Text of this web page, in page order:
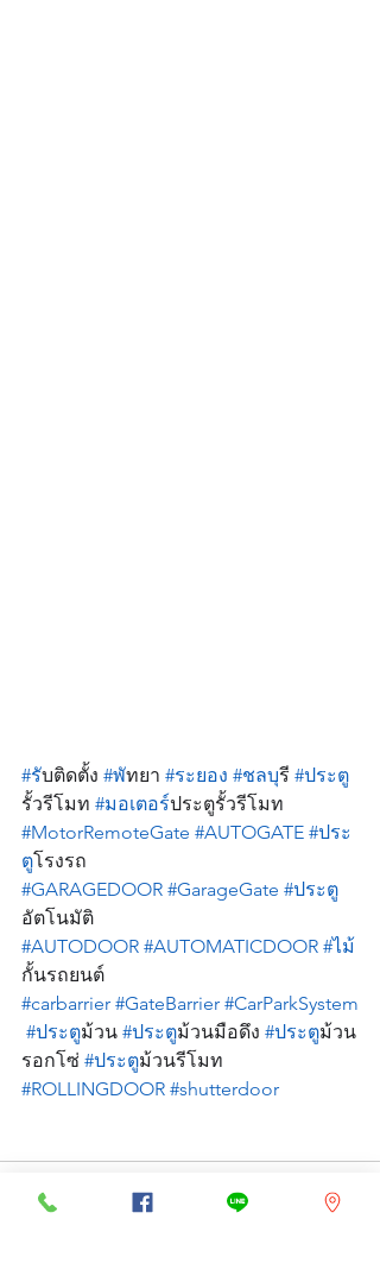
#รับติดตั้ง #พัทยา #ระยอง #ชลบุรี #ประต
รั้วรีโมท #มอเตอร์ประตูรั้วรีโมท
#MotorRemoteGate #AUTOGATE #ประ
ตูโรงรถ
#GARAGEDOOR #GarageGate #ประต
อัตโนมัติ
#AUTODOOR #AUTOMATICDOOR #ไม
กั้นรถยนต์
#carbarrier #GateBarrier #CarParkSystem
#ประตูม้วน #ประตูม้วนมือดึง #ประตูม้วน
รอกโซ่ #ประตูม้วนรีโมท
#ROLLINGDOOR #shutterdoor